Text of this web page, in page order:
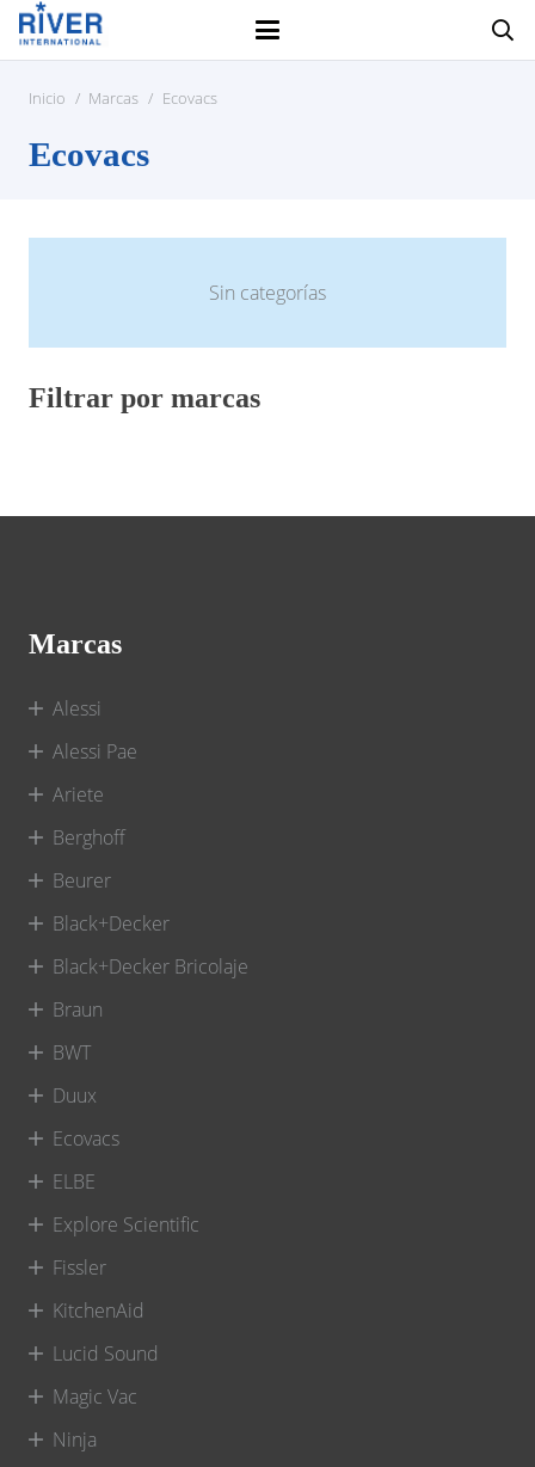
Inicio / Marcas / Ecovacs
Ecovacs
Sin categorías
Filtrar por marcas
Marcas
Alessi
Alessi Pae
Ariete
Berghoff
Beurer
Black+Decker
Black+Decker Bricolaje
Braun
BWT
Duux
Ecovacs
ELBE
Explore Scientific
Fissler
KitchenAid
Lucid Sound
Magic Vac
Ninja